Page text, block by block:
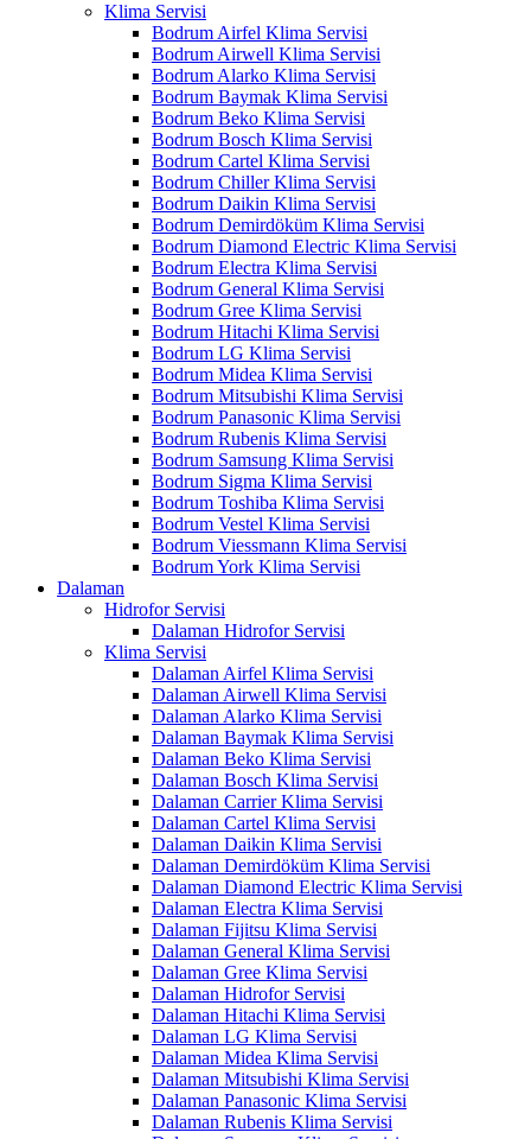
Klima Servisi
Bodrum Airfel Klima Servisi
Bodrum Airwell Klima Servisi
Bodrum Alarko Klima Servisi
Bodrum Baymak Klima Servisi
Bodrum Beko Klima Servisi
Bodrum Bosch Klima Servisi
Bodrum Cartel Klima Servisi
Bodrum Chiller Klima Servisi
Bodrum Daikin Klima Servisi
Bodrum Demirdöküm Klima Servisi
Bodrum Diamond Electric Klima Servisi
Bodrum Electra Klima Servisi
Bodrum General Klima Servisi
Bodrum Gree Klima Servisi
Bodrum Hitachi Klima Servisi
Bodrum LG Klima Servisi
Bodrum Midea Klima Servisi
Bodrum Mitsubishi Klima Servisi
Bodrum Panasonic Klima Servisi
Bodrum Rubenis Klima Servisi
Bodrum Samsung Klima Servisi
Bodrum Sigma Klima Servisi
Bodrum Toshiba Klima Servisi
Bodrum Vestel Klima Servisi
Bodrum Viessmann Klima Servisi
Bodrum York Klima Servisi
Dalaman
Hidrofor Servisi
Dalaman Hidrofor Servisi
Klima Servisi
Dalaman Airfel Klima Servisi
Dalaman Airwell Klima Servisi
Dalaman Alarko Klima Servisi
Dalaman Baymak Klima Servisi
Dalaman Beko Klima Servisi
Dalaman Bosch Klima Servisi
Dalaman Carrier Klima Servisi
Dalaman Cartel Klima Servisi
Dalaman Daikin Klima Servisi
Dalaman Demirdöküm Klima Servisi
Dalaman Diamond Electric Klima Servisi
Dalaman Electra Klima Servisi
Dalaman Fijitsu Klima Servisi
Dalaman General Klima Servisi
Dalaman Gree Klima Servisi
Dalaman Hidrofor Servisi
Dalaman Hitachi Klima Servisi
Dalaman LG Klima Servisi
Dalaman Midea Klima Servisi
Dalaman Mitsubishi Klima Servisi
Dalaman Panasonic Klima Servisi
Dalaman Rubenis Klima Servisi